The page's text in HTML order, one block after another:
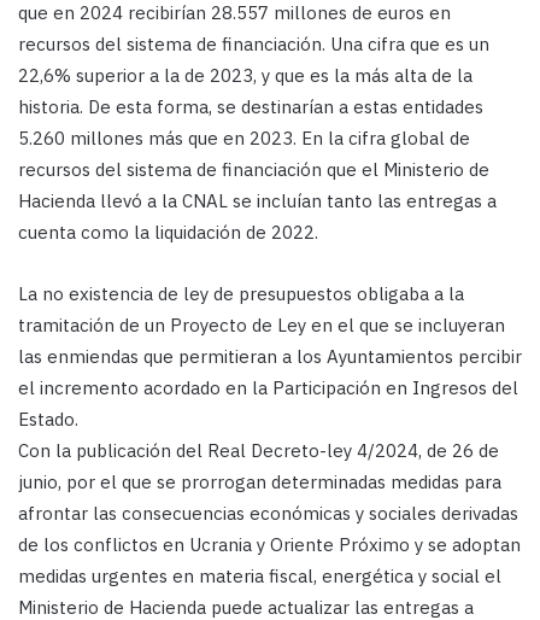
que en 2024 recibirían 28.557 millones de euros en
recursos del sistema de financiación. Una cifra que es un
22,6% superior a la de 2023, y que es la más alta de la
historia. De esta forma, se destinarían a estas entidades
5.260 millones más que en 2023. En la cifra global de
recursos del sistema de financiación que el Ministerio de
Hacienda llevó a la CNAL se incluían tanto las entregas a
cuenta como la liquidación de 2022.
La no existencia de ley de presupuestos obligaba a la
tramitación de un Proyecto de Ley en el que se incluyeran
las enmiendas que permitieran a los Ayuntamientos percibir
el incremento acordado en la Participación en Ingresos del
Estado.
Con la publicación del Real Decreto-ley 4/2024, de 26 de
junio, por el que se prorrogan determinadas medidas para
afrontar las consecuencias económicas y sociales derivadas
de los conflictos en Ucrania y Oriente Próximo y se adoptan
medidas urgentes en materia fiscal, energética y social el
Ministerio de Hacienda puede actualizar las entregas a